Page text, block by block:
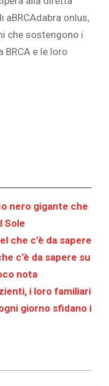
aBRCAdabra onlus,
che sostengono i
e le loro
nero gigante che
Sole
che c’è da sapere
c’è da sapere su
nota
i loro familiari
giorno sfidano i